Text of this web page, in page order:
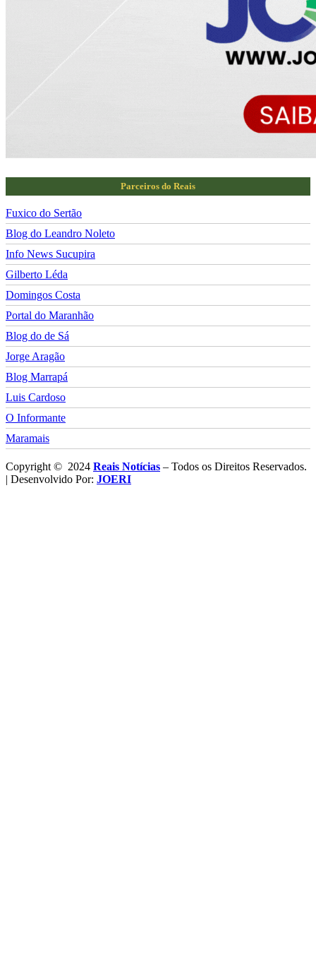
Parceiros do Reais
Fuxico do Sertão
Blog do Leandro Noleto
Info News Sucupira
Gilberto Léda
Domingos Costa
Portal do Maranhão
Blog do de Sá
Jorge Aragão
Blog Marrapá
Luis Cardoso
O Informante
Maramais
Copyright © 2024 Reais Notícias – Todos os Direitos Reservados.
| Desenvolvido Por: JOERI